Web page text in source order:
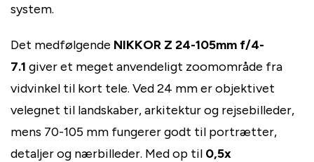
system.
Det medfølgende NIKKOR Z 24-105mm f/4-
7.1 giver et meget anvendeligt zoomområde fra
vidvinkel til kort tele. Ved 24 mm er objektivet
velegnet til landskaber, arkitektur og rejsebilleder,
mens 70-105 mm fungerer godt til portrætter,
detaljer og nærbilleder. Med op til 0,5x